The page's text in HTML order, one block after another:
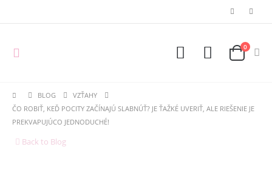
0
BLOG
VZŤAHY
ČO ROBIŤ, KEĎ POCITY ZAČÍNAJÚ SLABNÚŤ? JE ŤAŽKÉ UVERIŤ, ALE RIEŠENIE JE
PREKVAPUJÚCO JEDNODUCHÉ!
Back to Blog